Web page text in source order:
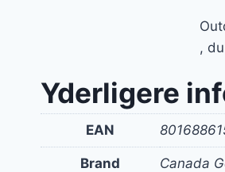
,
Yderligere
EAN
Brand Canada